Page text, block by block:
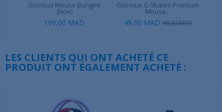
Glorious Mouse Bungee
(Noir)
199,00 MAD
Glorious G.Skates Premium
Mouse...
49,00 MAD 99,00 MAD
LES CLIENTS QUI ONT ACHETÉ CE
PRODUIT ONT ÉGALEMENT ACHETÉ :